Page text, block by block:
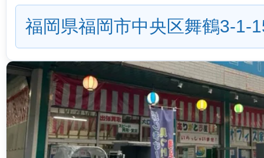
福岡県福岡市中央区舞鶴3-1-